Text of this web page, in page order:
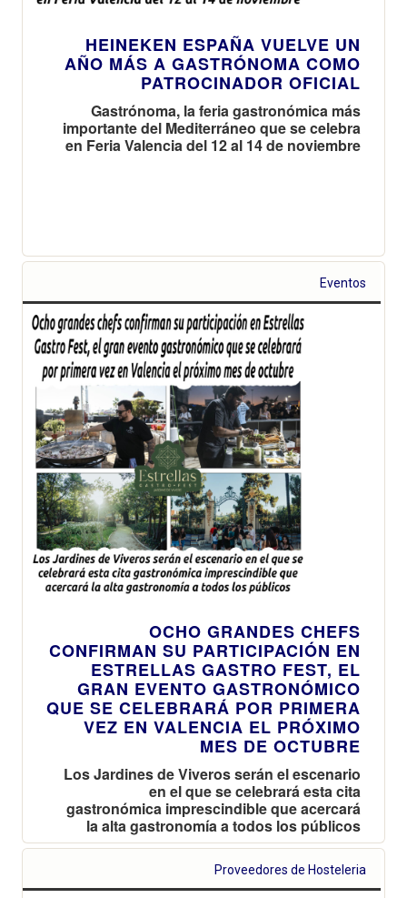
HEINEKEN ESPAÑA VUELVE UN
AÑO MÁS A GASTRÓNOMA COMO
PATROCINADOR OFICIAL
Gastrónoma, la feria gastronómica más
importante del Mediterráneo que se celebra
en Feria Valencia del 12 al 14 de noviembre
Eventos
OCHO GRANDES CHEFS
CONFIRMAN SU PARTICIPACIÓN EN
ESTRELLAS GASTRO FEST, EL
GRAN EVENTO GASTRONÓMICO
QUE SE CELEBRARÁ POR PRIMERA
VEZ EN VALENCIA EL PRÓXIMO
MES DE OCTUBRE
Los Jardines de Viveros serán el escenario
en el que se celebrará esta cita
gastronómica imprescindible que acercará
la alta gastronomía a todos los públicos
Proveedores de Hosteleria